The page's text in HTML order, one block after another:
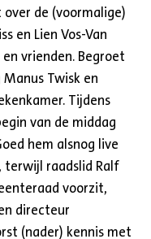
de (voormalige)
en Lien Vos-Van
vrienden. Begroet
Twisk en
Tijdens
van de middag
hem alsnog live
terwijl raadslid Ralf
voorzit,
directeur
(nader) kennis met